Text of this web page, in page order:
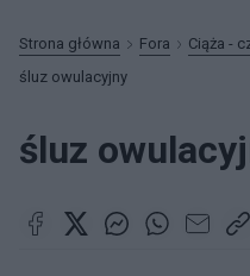
Strona główna Fora
Ciąża -
śluz owulacyjny
śluz